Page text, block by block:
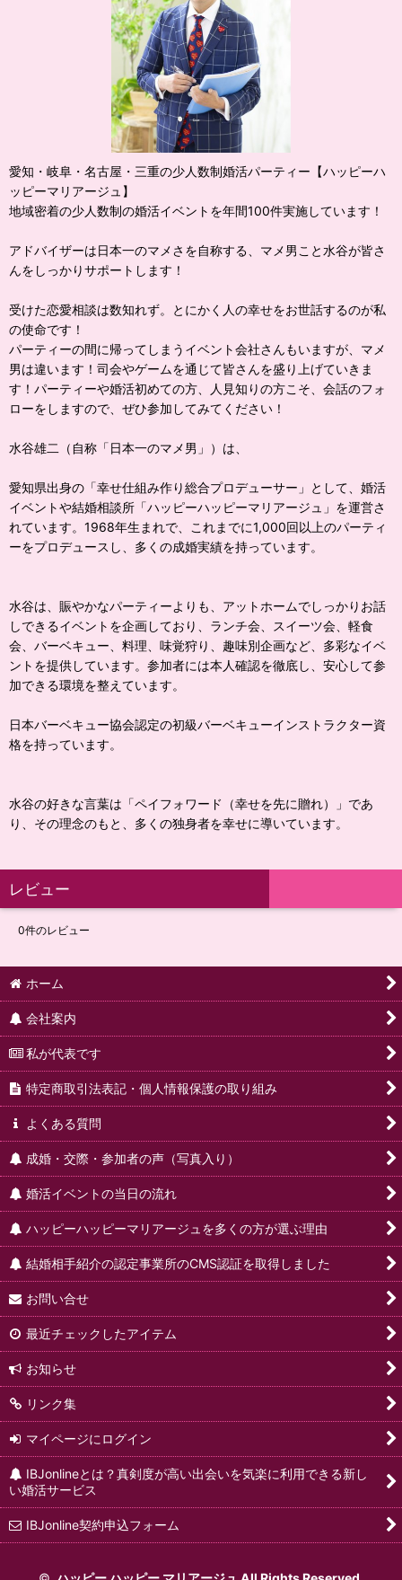
愛知・岐阜・名古屋・三重の少人数制婚活パーティー【ハッピーハ
ッピーマリアージュ】
地域密着の少人数制の婚活イベントを年間100件実施しています！
アドバイザーは日本一のマメさを自称する、マメ男こと水谷が皆さ
んをしっかりサポートします！
受けた恋愛相談は数知れず。とにかく人の幸せをお世話するのが私
の使命です！
パーティーの間に帰ってしまうイベント会社さんもいますが、マメ
男は違います！司会やゲームを通じて皆さんを盛り上げていきま
す！パーティーや婚活初めての方、人見知りの方こそ、会話のフォ
ローをしますので、ぜひ参加してみてください！
水谷雄二（自称「日本一のマメ男」）は、
愛知県出身の「幸せ仕組み作り総合プロデューサー」として、婚活
イベントや結婚相談所「ハッピーハッピーマリアージュ」を運営さ
れています。1968年生まれで、これまでに1,000回以上のパーティ
ーをプロデュースし、多くの成婚実績を持っています。
水谷は、賑やかなパーティーよりも、アットホームでしっかりお話
しできるイベントを企画しており、ランチ会、スイーツ会、軽食
会、バーベキュー、料理、味覚狩り、趣味別企画など、多彩なイベ
ントを提供しています。参加者には本人確認を徹底し、安心して参
加できる環境を整えています。
日本バーベキュー協会認定の初級バーベキューインストラクター資
格を持っています。
水谷の好きな言葉は「ペイフォワード（幸せを先に贈れ）」であ
り、その理念のもと、多くの独身者を幸せに導いています。
レビュー
0件のレビュー
ホーム
会社案内
私が代表です
特定商取引法表記・個人情報保護の取り組み
よくある質問
成婚・交際・参加者の声（写真入り）
婚活イベントの当日の流れ
ハッピーハッピーマリアージュを多くの方が選ぶ理由
結婚相手紹介の認定事業所のCMS認証を取得しました
お問い合せ
最近チェックしたアイテム
お知らせ
リンク集
マイページにログイン
IBJonlineとは？真剣度が高い出会いを気楽に利用できる新し
い婚活サービス
IBJonline契約申込フォーム